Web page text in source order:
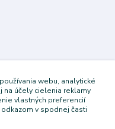
webu, analytické
na účely cielenia reklamy
vlastných preferencií
v spodnej časti